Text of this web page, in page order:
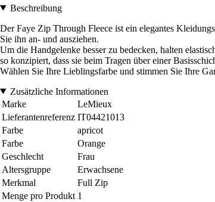
Beschreibung
Der Faye Zip Through Fleece ist ein elegantes
Sie ihn an- und ausziehen.
Um die Handgelenke besser zu bedecken, halten
so konzipiert, dass sie beim Tragen über einer
Wählen Sie Ihre Lieblingsfarbe und stimmen Sie Ihre
Zusätzliche Informationen
Marke
LeMieux
Lieferantenreferenz IT04421013
Farbe
apricot
Farbe
Orange
Geschlecht
Frau
Altersgruppe
Erwachsene
Merkmal
Full Zip
Menge pro Produkt 1